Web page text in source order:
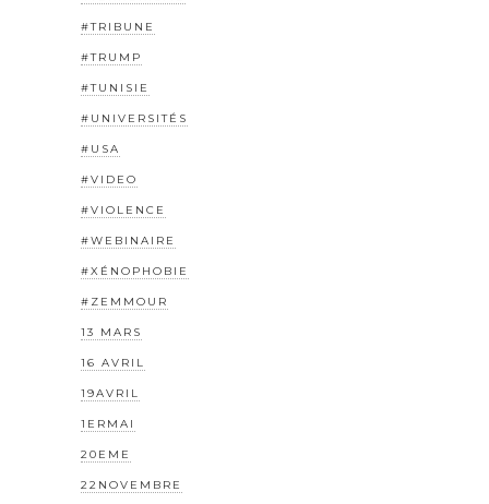
#TRIBUNE
#TRUMP
#TUNISIE
#UNIVERSITÉS
#USA
#VIDEO
#VIOLENCE
#WEBINAIRE
#XÉNOPHOBIE
#ZEMMOUR
13 MARS
16 AVRIL
19AVRIL
1ERMAI
20EME
22NOVEMBRE